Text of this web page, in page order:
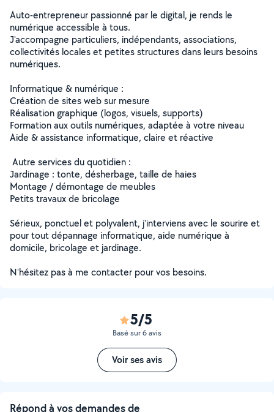
Auto-entrepreneur passionné par le digital, je rends le
numérique accessible à tous.
J'accompagne particuliers, indépendants, associations,
collectivités locales et petites structures dans leurs besoins
numériques.
Informatique & numérique :
Création de sites web sur mesure
Réalisation graphique (logos, visuels, supports)
Formation aux outils numériques, adaptée à votre niveau
Aide & assistance informatique, claire et réactive
️ Autre services du quotidien :
Jardinage : tonte, désherbage, taille de haies
Montage / démontage de meubles
Petits travaux de bricolage
Sérieux, ponctuel et polyvalent, j'interviens avec le sourire et
pour tout dépannage informatique, aide numérique à
domicile, bricolage et jardinage.
N'hésitez pas à me contacter pour vos besoins.
5/5
Basé sur 6 avis
Voir ses avis
Répond à vos demandes de